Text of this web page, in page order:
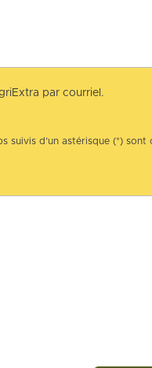
par courriel.
suivis d’un astérisque (*)